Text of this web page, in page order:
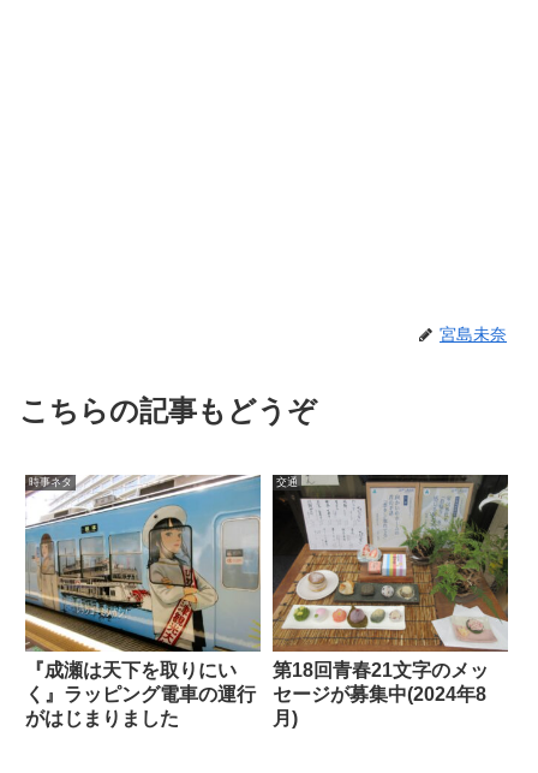
宮島未奈
こちらの記事もどうぞ
時事ネタ
『成瀬は天下を取りにい
く』ラッピング電車の運行
がはじまりました
交通
第18回青春21文字のメッ
セージが募集中(2024年8
月)